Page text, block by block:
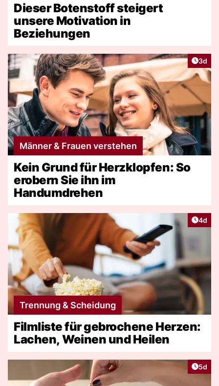
Dieser Botenstoff steigert
unsere Motivation in
Beziehungen
3d
Männer & Frauen verstehen
Kein Grund für Herzklopfen: So
erobern Sie ihn im
Handumdrehen
4d
Trennung & Scheidung
Filmliste für gebrochene Herzen:
Lachen, Weinen und Heilen
5d